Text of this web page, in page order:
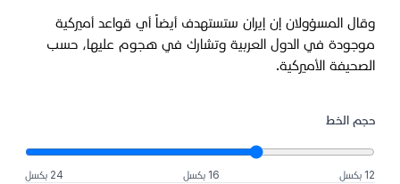
وقال المسؤولان إن إيران ستستهدف أيضاً أي قواعد أميركية
موجودة في الدول العربية وتشارك في هجوم عليها، حسب
الصحيفة الأميركية.
حجم الخط
12 بكسل 16 بكسل 24 بكسل